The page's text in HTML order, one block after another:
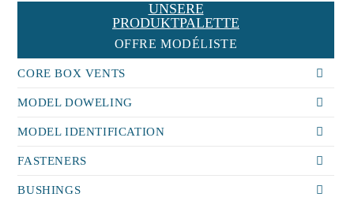
UNSERE
PRODUKTPALETTE
OFFRE MODÉLISTE
CORE BOX VENTS
MODEL DOWELING
MODEL IDENTIFICATION
FASTENERS
BUSHINGS